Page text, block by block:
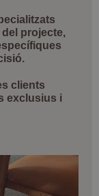
projecte,
clients
exclusius i